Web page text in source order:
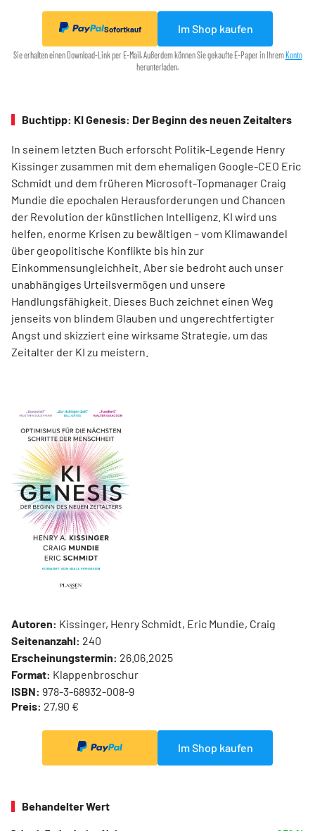
Sofortkauf Im Shop kaufen
Sie erhalten einen Download-Link per E-Mail. Außerdem können Sie gekaufte E-Paper in Ihrem Konto
herunterladen.
Buchtipp: KI Genesis: Der Beginn des neuen Zeitalters
In seinem letzten Buch erforscht Politik-Legende Henry
Kissinger zusammen mit dem ehemaligen Google-CEO Eric
Schmidt und dem früheren Microsoft-Topmanager Craig
Mundie die epochalen Herausforderungen und Chancen
der Revolution der künstlichen Intelligenz. KI wird uns
helfen, enorme Krisen zu bewältigen – vom Klimawandel
über geo­poli­tische Konflikte bis hin zur
Einkommensungleichheit. Aber sie bedroht auch unser
unabhängiges Urteilsvermögen und unsere
Handlungsfähigkeit. Dieses Buch zeichnet einen Weg
jenseits von blindem Glauben und ungerechtfertigter
Angst und skizziert eine wirksame Strategie, um das
Zeitalter der KI zu meistern.
Autoren: Kissinger, Henry Schmidt, Eric Mundie, Craig
Seitenanzahl: 240
Erscheinungstermin: 26.06.2025
Format: Klappenbroschur
ISBN: 978-3-68932-008-9
Preis: 27,90 €
Im Shop kaufen
Behandelter Wert